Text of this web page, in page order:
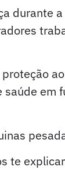
durante
em
te